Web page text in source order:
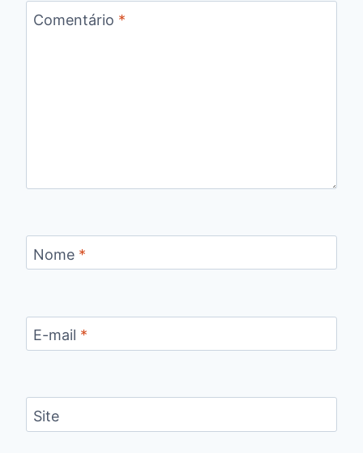
Comentário *
Nome *
E-mail *
Site